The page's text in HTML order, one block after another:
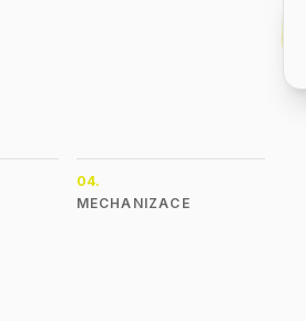
04.
MECHANIZACE